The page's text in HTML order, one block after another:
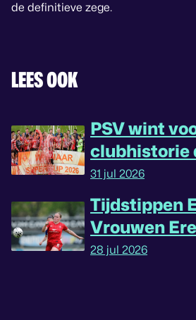
de definitieve zege.
LEES OOK
PSV wint
clubhistorie
31 jul 2026
Tijdstippen
Vrouwen
omgedraaid
28 jul 2026